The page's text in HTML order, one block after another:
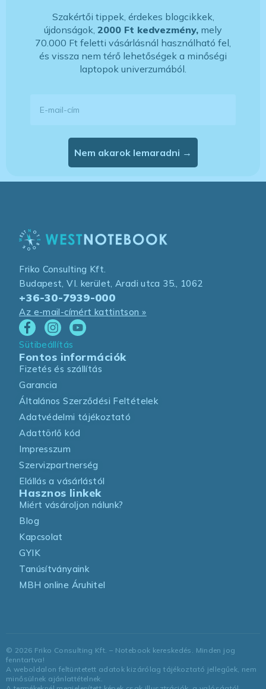
Szakértői tippek, érdekes blogcikkek,
újdonságok, 2000 Ft kedvezmény, mely
70.000 Ft feletti vásárlásnál használható fel,
és vissza nem térő lehetőségek a minőségi
laptopok univerzumából.
Nem akarok lemaradni →
Friko Consulting Kft.
Budapest, VI. kerület, Aradi utca 35., 1062
+36-30-7939-000
Az e-mail-címért kattintson »
Sütibeállítás
Fontos információk
Fizetés és szállítás
Garancia
Általános Szerződési Feltételek
Adatvédelmi tájékoztató
Adattörlő kód
Impresszum
Szervizpartnerség
Elállás a vásárlástól
Hasznos linkek
Miért vásároljon nálunk?
Blog
Kapcsolat
GYIK
Tanúsítványaink
MBH online Áruhitel
© 2026 Friko Consulting Kft. – Notebook kereskedés. Minden jog
fenntartva!
A weboldalon feltüntetett adatok kizárólag tájékoztató jellegűek, nem
minősülnek ajánlattételnek.